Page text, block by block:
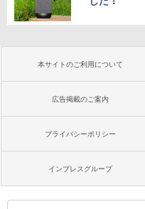
本サイトのご利用について
広告掲載のご案内
プライバシーポリシー
インプレスグループ